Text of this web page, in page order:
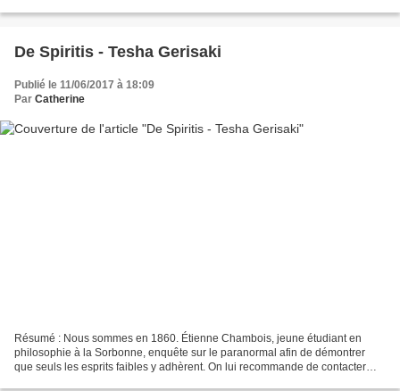
De Spiritis - Tesha Gerisaki
Publié le 11/06/2017 à 18:09
Par Catherine
Résumé : Nous sommes en 1860. Étienne Chambois, jeune étudiant en
philosophie à la Sorbonne, enquête sur le paranormal afin de démontrer
que seuls les esprits faibles y adhèrent. On lui recommande de contacter